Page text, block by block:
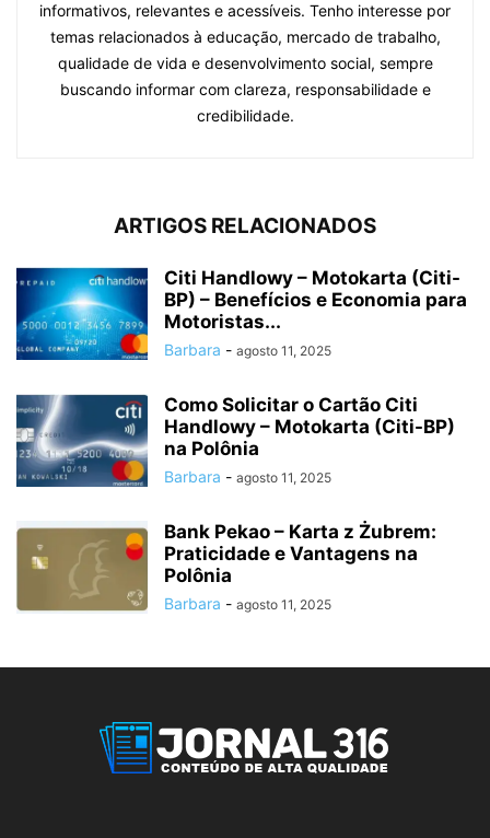
informativos, relevantes e acessíveis. Tenho interesse por
temas relacionados à educação, mercado de trabalho,
qualidade de vida e desenvolvimento social, sempre
buscando informar com clareza, responsabilidade e
credibilidade.
ARTIGOS RELACIONADOS
Citi Handlowy – Motokarta (Citi-
BP) – Benefícios e Economia para
Motoristas...
Barbara - agosto 11, 2025
Como Solicitar o Cartão Citi
Handlowy – Motokarta (Citi-BP)
na Polônia
Barbara - agosto 11, 2025
Bank Pekao – Karta z Żubrem:
Praticidade e Vantagens na
Polônia
Barbara - agosto 11, 2025